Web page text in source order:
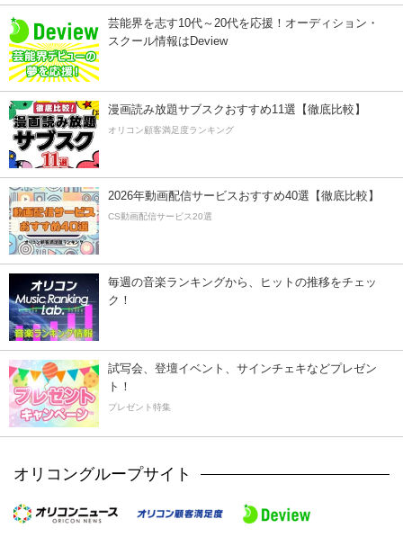
芸能界を志す10代～20代を応援！オーディション・
スクール情報はDeview
漫画読み放題サブスクおすすめ11選【徹底比較】
オリコン顧客満足度ランキング
2026年動画配信サービスおすすめ40選【徹底比較】
CS動画配信サービス20選
毎週の音楽ランキングから、ヒットの推移をチェッ
ク！
試写会、登壇イベント、サインチェキなどプレゼン
ト！
プレゼント特集
オリコングループサイト